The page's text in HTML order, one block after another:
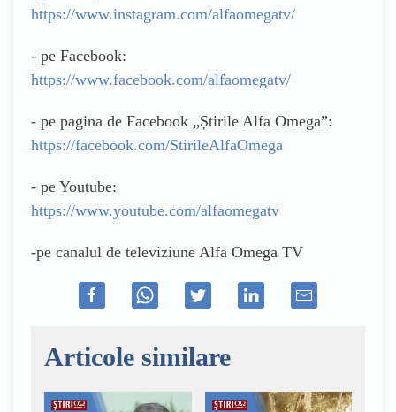
https://www.instagram.com/alfaomegatv/
- pe Facebook:
https://www.facebook.com/alfaomegatv/
- pe pagina de Facebook „Știrile Alfa Omega”:
https://facebook.com/StirileAlfaOmega
- pe Youtube:
https://www.youtube.com/alfaomegatv
-pe canalul de televiziune Alfa Omega TV
Articole similare